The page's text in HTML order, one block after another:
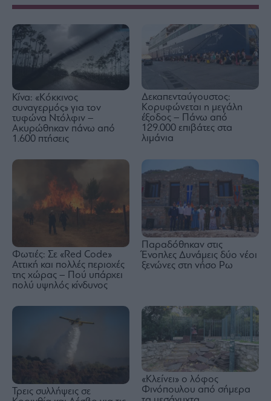
Κίνα: «Κόκκινος
συναγερμός» για τον
τυφώνα Ντόλφιν –
Ακυρώθηκαν πάνω από
1.600 πτήσεις
Δεκαπενταύγουστος:
Κορυφώνεται η μεγάλη
έξοδος – Πάνω από
129.000 επιβάτες στα
λιμάνια
Φωτιές: Σε «Red Code»
Αττική και πολλές περιοχές
της χώρας – Πού υπάρχει
πολύ υψηλός κίνδυνος
Παραδόθηκαν στις
Ένοπλες Δυνάμεις δύο νέοι
ξενώνες στη νήσο Ρω
Τρεις συλλήψεις σε
«Κλείνει» ο λόφος
Φινόπουλου από σήμερα